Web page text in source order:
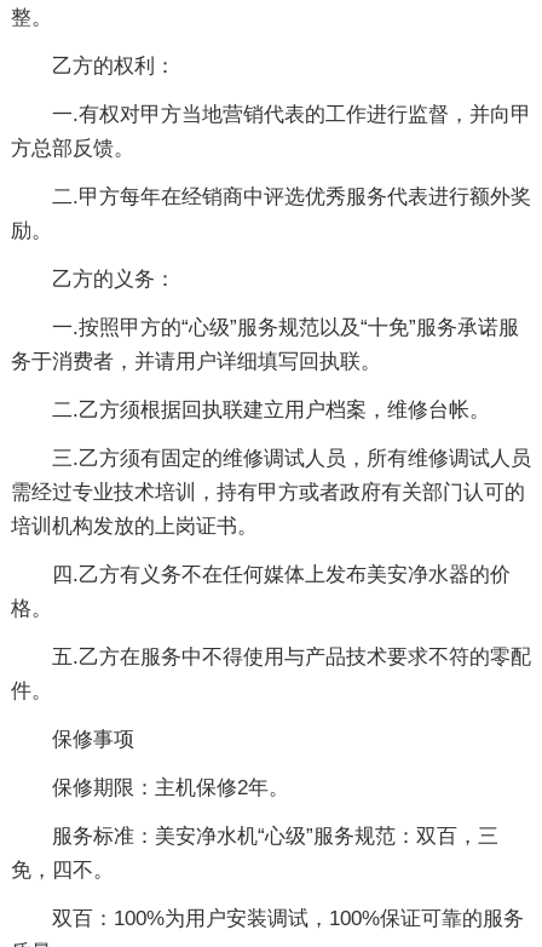
整。
乙方的权利：
一.有权对甲方当地营销代表的工作进行监督，并向甲
方总部反馈。
二.甲方每年在经销商中评选优秀服务代表进行额外奖
励。
乙方的义务：
一.按照甲方的“心级”服务规范以及“十免”服务承诺服
务于消费者，并请用户详细填写回执联。
二.乙方须根据回执联建立用户档案，维修台帐。
三.乙方须有固定的维修调试人员，所有维修调试人员
需经过专业技术培训，持有甲方或者政府有关部门认可的
培训机构发放的上岗证书。
四.乙方有义务不在任何媒体上发布美安净水器的价
格。
五.乙方在服务中不得使用与产品技术要求不符的零配
件。
保修事项
保修期限：主机保修2年。
服务标准：美安净水机“心级”服务规范：双百，三
免，四不。
双百：100%为用户安装调试，100%保证可靠的服务